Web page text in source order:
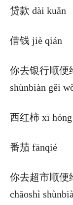
贷款 dài kuǎn
借钱 jiè qián
你去银行顺便
shùnbiàn gěi
西红柿 xī hóng
番茄 fānqié
你去超市顺便
chāoshì